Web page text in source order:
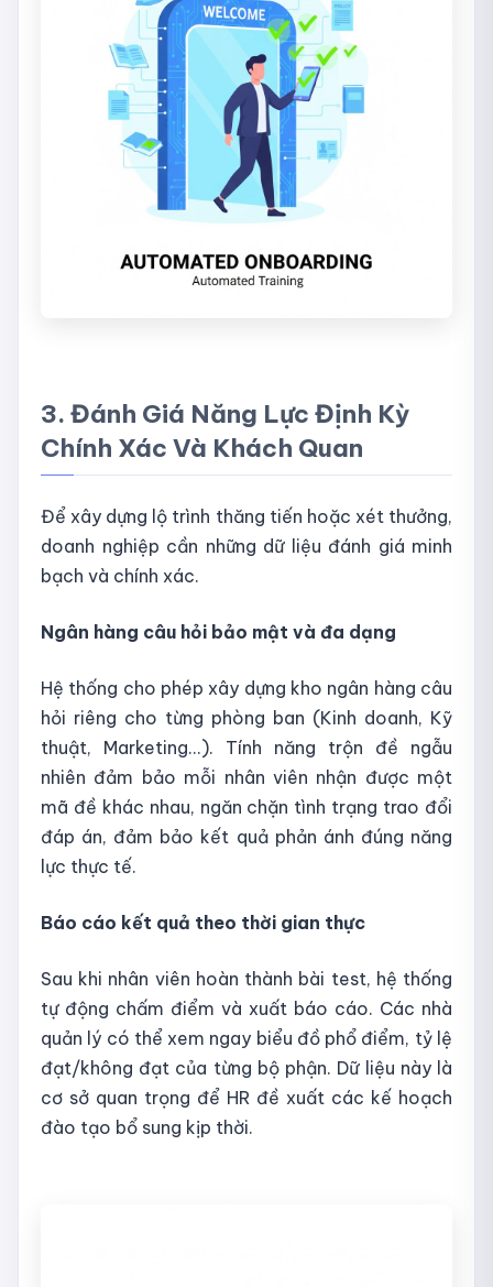
3. Đánh Giá Năng Lực Định Kỳ
Chính Xác Và Khách Quan
Để xây dựng lộ trình thăng tiến hoặc xét thưởng,
doanh nghiệp cần những dữ liệu đánh giá minh
bạch và chính xác.
Ngân hàng câu hỏi bảo mật và đa dạng
Hệ thống cho phép xây dựng kho ngân hàng câu
hỏi riêng cho từng phòng ban (Kinh doanh, Kỹ
thuật, Marketing...). Tính năng trộn đề ngẫu
nhiên đảm bảo mỗi nhân viên nhận được một
mã đề khác nhau, ngăn chặn tình trạng trao đổi
đáp án, đảm bảo kết quả phản ánh đúng năng
lực thực tế.
Báo cáo kết quả theo thời gian thực
Sau khi nhân viên hoàn thành bài test, hệ thống
tự động chấm điểm và xuất báo cáo. Các nhà
quản lý có thể xem ngay biểu đồ phổ điểm, tỷ lệ
đạt/không đạt của từng bộ phận. Dữ liệu này là
cơ sở quan trọng để HR đề xuất các kế hoạch
đào tạo bổ sung kịp thời.